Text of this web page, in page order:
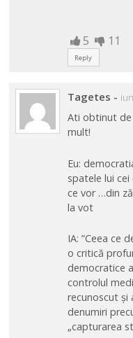
5 11
Reply
Tagetes -
Ati obtinut de
mult!
Eu:
spatele lui
ce vor …din
la vot
IA: ”Ceea ce
o critică
democratice
controlul
recunoscut și
denumiri
„capturarea